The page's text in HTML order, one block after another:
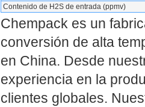
Contenido de H2S de entrada (ppmv)
Chempack es un
conversión de alta
en China. Desde
experiencia en la
clientes globales.